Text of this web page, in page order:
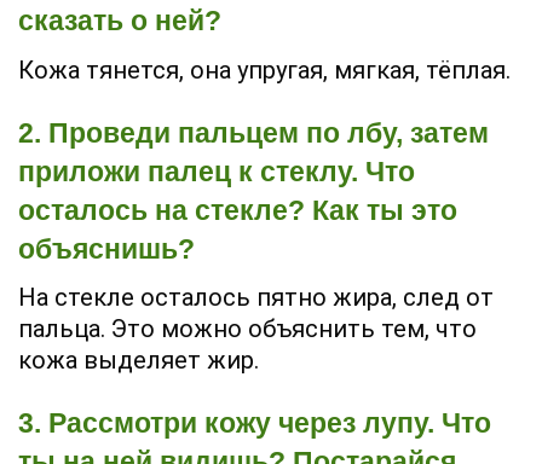
сказать о ней?
Кожа тянется, она упругая, мягкая, тёплая.
2. Проведи пальцем по лбу, затем
приложи палец к стеклу. Что
осталось на стекле? Как ты это
объяснишь?
На стекле осталось пятно жира, след от
пальца. Это можно объяснить тем, что
кожа выделяет жир.
3. Рассмотри кожу через лупу. Что